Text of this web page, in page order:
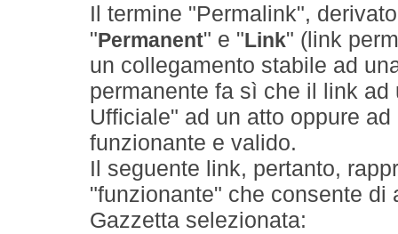
Il termine "Permalink",
" Permanent" e " Link" (link
un collegamento stabile ad
permanente fa sì che il link
Ufficiale" ad un atto oppure
funzionante e valido.
Il seguente link, pertanto,
"funzionante" che consente
Gazzetta selezionata: